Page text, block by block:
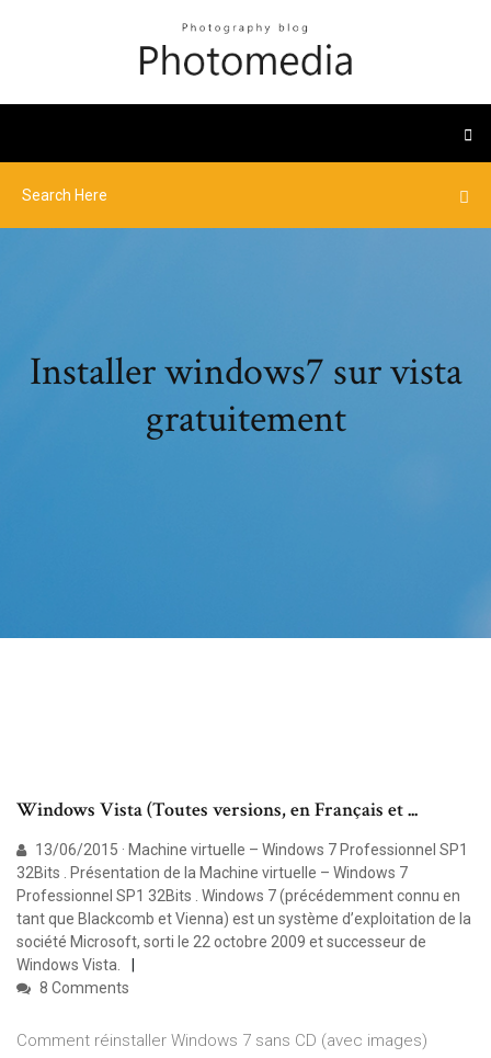
Installer windows7 sur vista
gratuitement
Windows Vista (Toutes versions, en Français et ...
13/06/2015 · Machine virtuelle – Windows 7 Professionnel SP1
32Bits . Présentation de la Machine virtuelle – Windows 7
Professionnel SP1 32Bits . Windows 7 (précédemment connu en
tant que Blackcomb et Vienna) est un système d’exploitation de la
société Microsoft, sorti le 22 octobre 2009 et successeur de
Windows Vista.
8 Comments
Comment réinstaller Windows 7 sans CD (avec images)